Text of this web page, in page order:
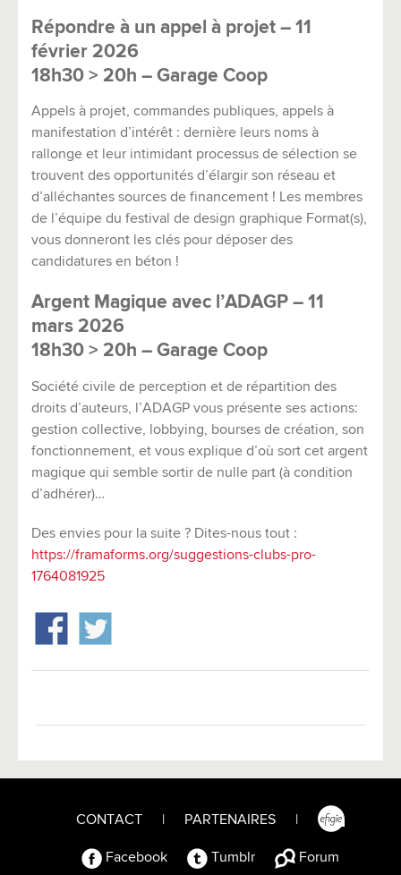
Répondre à un appel à projet – 11
février 2026
18h30 > 20h – Garage Coop
Appels à projet, commandes publiques, appels à
manifestation d’intérêt : dernière leurs noms à
rallonge et leur intimidant processus de sélection se
trouvent des opportunités d’élargir son réseau et
d’alléchantes sources de financement ! Les membres
de l’équipe du festival de design graphique Format(s),
vous donneront les clés pour déposer des
candidatures en béton !
Argent Magique avec l’ADAGP – 11
mars 2026
18h30 > 20h – Garage Coop
Société civile de perception et de répartition des
droits d’auteurs, l’ADAGP vous présente ses actions:
gestion collective, lobbying, bourses de création, son
fonctionnement, et vous explique d’où sort cet argent
magique qui semble sortir de nulle part (à condition
d’adhérer)…
Des envies pour la suite ? Dites-nous tout :
https://framaforms.org/suggestions-clubs-pro-
1764081925
CONTACT PARTENAIRES
Facebook Tumblr Forum